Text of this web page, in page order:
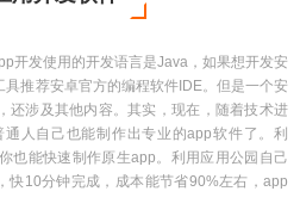
开发使用的开发语言是Java，如果想开发安
推荐安卓官方的编程软件IDE。但是一个安
还涉及其他内容。其实，现在，随着技术进
人自己也能制作出专业的app软件了。利
也能快速制作原生app。利用应用公园自己
快10分钟完成，成本能节省90%左右，app